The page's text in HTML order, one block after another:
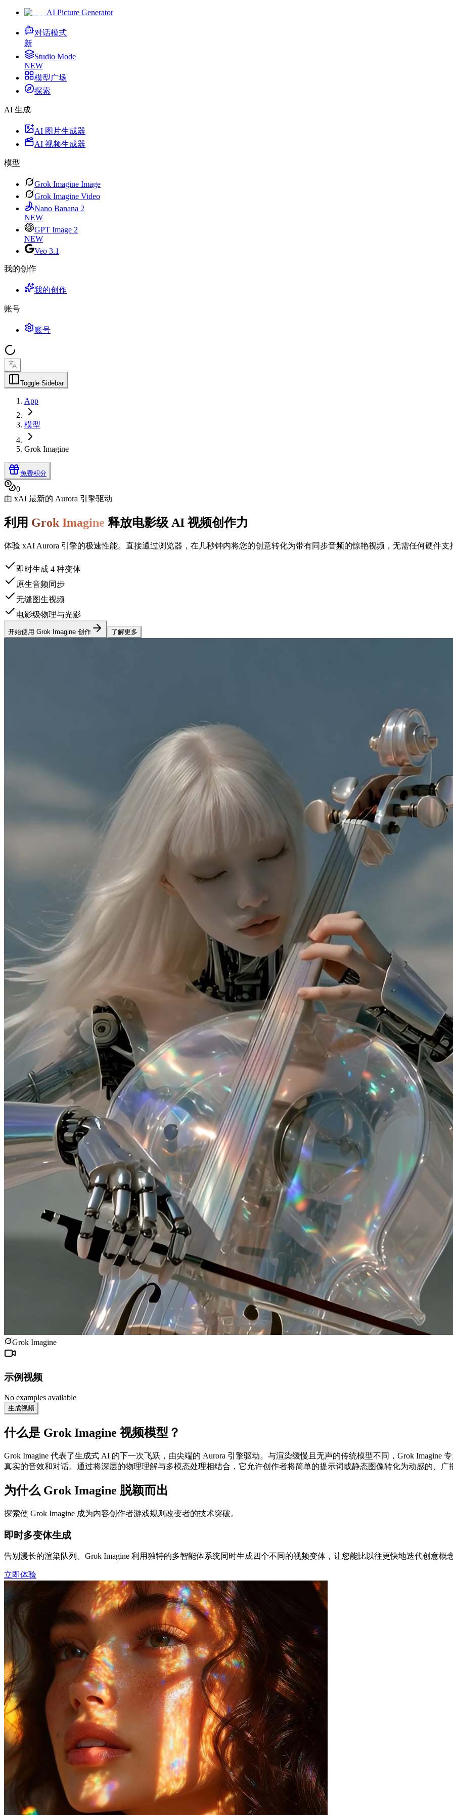
AI Picture Generator
对话模式
新
Studio Mode
NEW
模型广场
探索
AI 生成
AI 图片生成器
AI 视频生成器
模型
Grok Imagine Image
Grok Imagine Video
Nano Banana 2
NEW
GPT Image 2
NEW
Veo 3.1
我的创作
我的创作
账号
账号
Toggle Sidebar
App
模型
Grok Imagine
免费积分
0
由 xAI 最新的 Aurora 引擎驱动
利用 Grok Imagine 释放电影级 AI 视频创作力
体验 xAI Aurora 引擎的极速性能。直接通过浏览器，在几秒钟内将您的创意转化为带有同步音频的惊艳视频，无需任何硬件支
即时生成 4 种变体
原生音频同步
无缝图生视频
电影级物理与光影
开始使用 Grok Imagine 创作 了解更多
Grok Imagine
示例视频
No examples available
生成视频
什么是 Grok Imagine 视频模型？
Grok Imagine 代表了生成式 AI 的下一次飞跃，由尖端的 Aurora 引擎驱动。与渲染缓慢且无声的传统模型不同，Grok Imagine
真实的音效和对话。通过将深层的物理理解与多模态处理相结合，它允许创作者将简单的提示词或静态图像转化为动感的、广
为什么 Grok Imagine 脱颖而出
探索使 Grok Imagine 成为内容创作者游戏规则改变者的技术突破。
即时多变体生成
告别漫长的渲染队列。Grok Imagine 利用独特的多智能体系统同时生成四个不同的视频变体，让您能比以往更快地迭代创意概
立即体验